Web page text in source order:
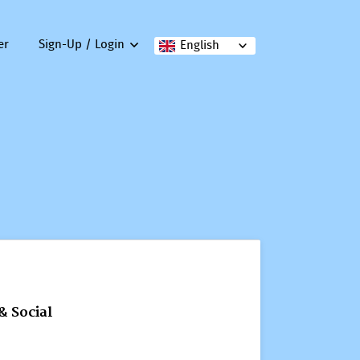
English
Sign-Up / Login
Social